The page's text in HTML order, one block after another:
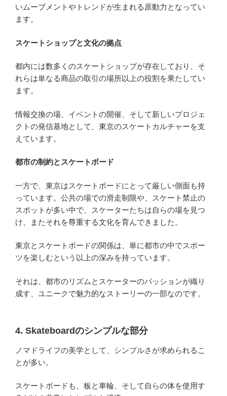
いムーブメントやトレンドが生まれる原動力となってい
ます。
スケートショップと文化の拠点
都内には数多くのスケートショップが存在しており、そ
れらは単なる商品の取引の場所以上の役割を果たしてい
ます。
情報交換の場、イベントの開催、そして新しいプロジェ
クトの発信基地として、東京のスケートカルチャーを支
えています。
都市の制約とスケートボード
一方で、東京はスケートボードにとって厳しい側面も持
っています。公共の場での滑走制限や、スケート禁止の
スポットが多い中で、スケーターたちは自らの場を見つ
け、またそれを尊重する文化を育んできました。
東京とスケートボードの関係は、単に都市の中でスポー
ツを楽しむという以上の深みを持っています。
それは、都市のリズムとスケーターのパッションが織り
成す、ユニークで魅力的なストーリーの一部なのです。
4. Skateboardのシンプルな部分
ノマドライフの美学として、シンプルさが求められるこ
とが多い。
スケートボードも、板と車輪、そして自らの体を使用す